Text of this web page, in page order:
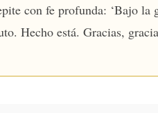
con fe profunda: ‘Bajo
Hecho está. Gracias,